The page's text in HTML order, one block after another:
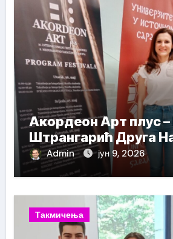
Акордеон Арт плус
Штрангарић Друга
Admin јун 9, 2026
Такмичења